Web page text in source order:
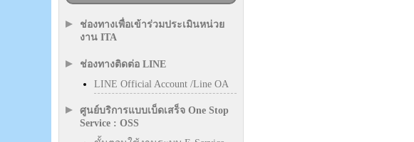
ช่องทางเพื่อเข้าร่วมประเมินหน่วย
งาน ITA
ช่องทางติดต่อ LINE
LINE Official Account /Line OA
ศูนย์บริการแบบเบ็ดเสร็จ One Stop
Service : OSS